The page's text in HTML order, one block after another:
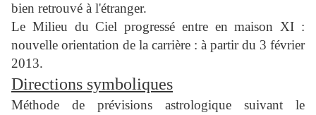
bien retrouvé à l'étranger.
Le Milieu du Ciel progressé entre en maison XI :
nouvelle orientation de la carrière : à partir du 3 février
2013.
Directions symboliques
Méthode de prévisions astrologique suivant le